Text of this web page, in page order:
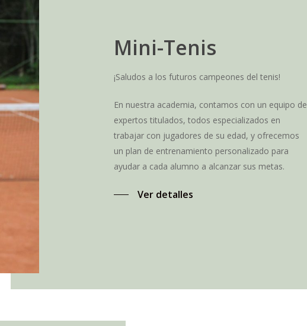
Mini-Tenis
¡Saludos a los futuros campeones del tenis!
En nuestra academia, contamos con un equipo de
expertos titulados, todos especializados en
trabajar con jugadores de su edad, y ofrecemos
un plan de entrenamiento personalizado para
ayudar a cada alumno a alcanzar sus metas.
Ver detalles